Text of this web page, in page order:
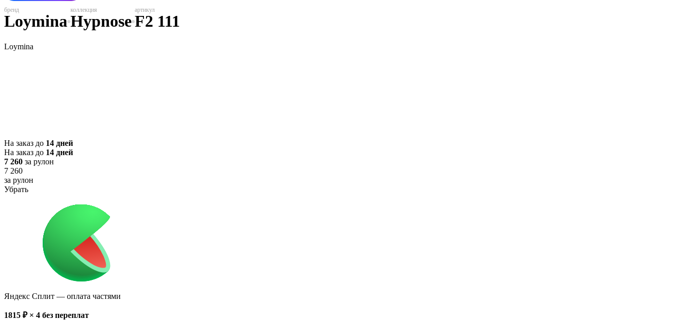
LoyminaHypnoseF2 111
Loymina
На заказ до 14 дней
На заказ до 14 дней
7 260 за рулон
7 260
за рулон
Убрать
Яндекс Сплит — оплата частями
1815 ₽ × 4 без переплат